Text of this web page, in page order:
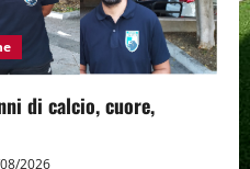
di calcio, cuore,
2026